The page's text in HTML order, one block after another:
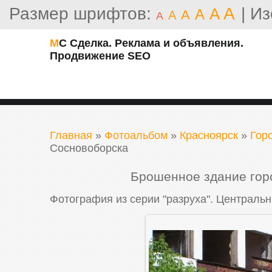
Размер шрифтов: A A A A A A |
МС Сделка. Реклама и объявления.
Продвижение SEO
Главная » Фотоальбом » Красноярск »
Сосновоборска
Брошенное здание
Фотография из серии "разруха".